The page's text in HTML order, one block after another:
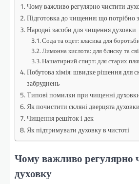
Чому важливо регулярно чистити
Підготовка до чищення: що потрібно
Народні засоби для чищення духовки
Сода та оцет: класика для
Лимонна кислота: для блиску та
Нашатирний спирт: для старих
Побутова хімія: швидке рішення для
забруднень
Типові помилки при чищенні
Як почистити скляні дверцята духовки
Чищення решіток і дек
Як підтримувати духовку в чистоті
Чому важливо регулярно
духовку